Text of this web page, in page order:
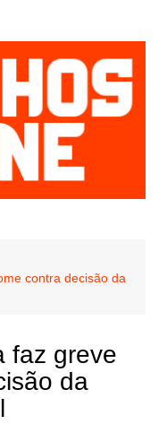
contra decisão da
faz greve
da